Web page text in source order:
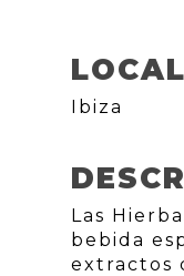
Ibiza
Las
bebida
extractos